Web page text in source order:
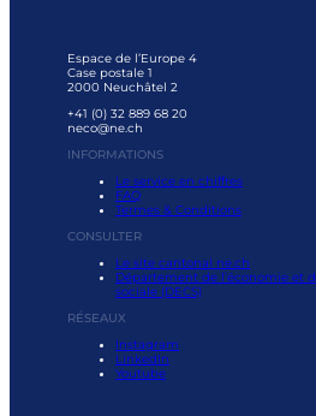
Espace de l’Europe 4
Case postale 1
2000 Neuchâtel 2
+41 (0) 32 889 68 20
neco@ne.ch
INFORMATIONS
Le service en chiffres
FAQ
Termes & Conditions
CONSULTER
Le site cantonal ne.ch
Département de l’économie et
sociale (DECS)
RÉSEAUX
Instagram
LinkedIn
Youtube